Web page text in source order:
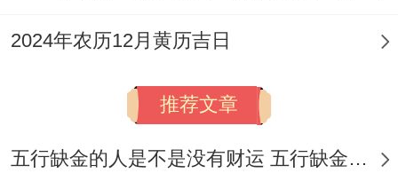
堂（黄道吉日）| 破屋、坏垣、求医、治
十分具体...同是黄道吉日,9月13日仅宜「解
2024年农历12月黄历吉日
推荐文章
五行缺金的人是不是没有财运 五行缺金的人命运好不好